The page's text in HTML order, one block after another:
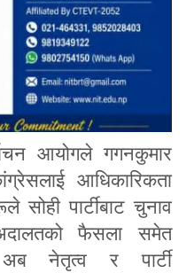
आयोगलेगगनकुमार
आधिकारिकता
सोही पार्टीबाट चुनाव
फैसला समेत
नेतृत्व र पार्टी